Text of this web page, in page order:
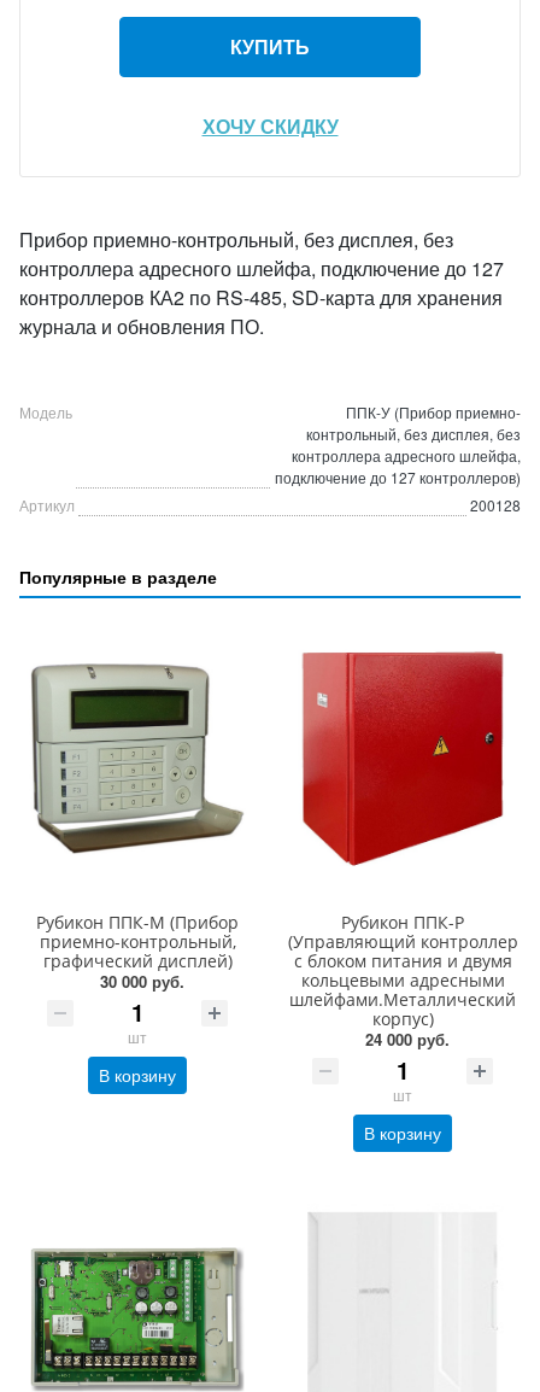
КУПИТЬ
ХОЧУ СКИДКУ
Прибор приемно-контрольный, без дисплея, без
контроллера адресного шлейфа, подключение до 127
контроллеров КА2 по RS-485, SD-карта для хранения
журнала и обновления ПО.
Модель
ППК-У (Прибор приемно-
контрольный, без дисплея, без
контроллера адресного шлейфа,
подключение до 127 контроллеров)
Артикул
200128
Популярные в разделе
Рубикон ППК-М (Прибор
приемно-контрольный,
графический дисплей)
30 000 руб.
шт
В корзину
Рубикон ППК-Р
(Управляющий контроллер
с блоком питания и двумя
кольцевыми адресными
шлейфами.Металлический
корпус)
24 000 руб.
шт
В корзину